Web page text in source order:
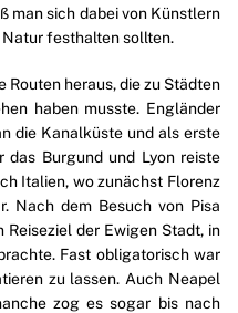
man sich dabei von Künstlern
festhalten sollten.
heraus, die zu Städten
haben musste. Engländer
die Kanalküste und als erste
das Burgund und Lyonreiste
Italien, wo zunächst Florenz
Nach dem Besuch von Pisa
Reiseziel der Ewigen Stadt, in
Fast obligatorisch war
zu lassen. Auch Neapel
zog es sogar bis nach